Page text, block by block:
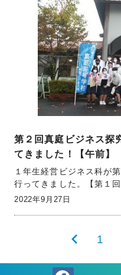
第２回真庭ビジネス探
てきました！【午前】
１年生経営ビジネス科が
行ってきました。【第１
2022年9月27日
前1